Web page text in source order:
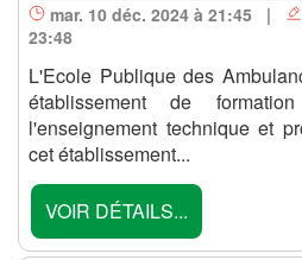
mar. 10 déc. 2024 à 21:45 |
23:48
L'Ecole Publique des
établissement de
l'enseignement technique et
cet établissement...
VOIR DÉTAILS...